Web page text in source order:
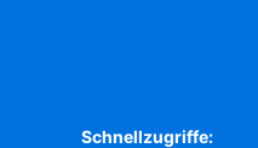
Schnellzugriffe: